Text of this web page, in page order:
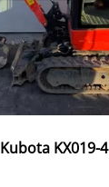
Kubota KX019-4